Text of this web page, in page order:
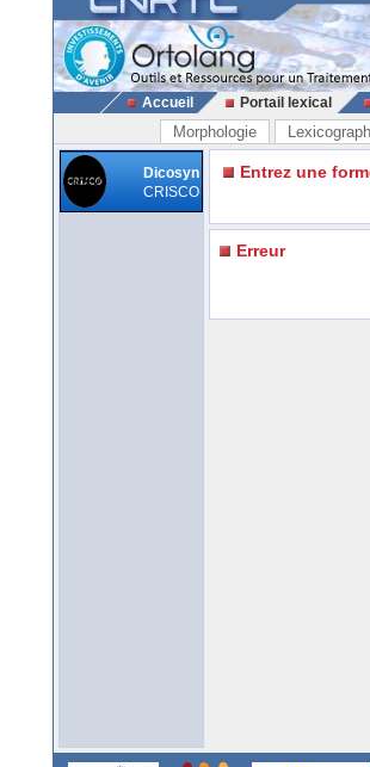
Accueil Portail lexical
Morphologie
Dicosyn
CRISCO
Entrez une
Erreur